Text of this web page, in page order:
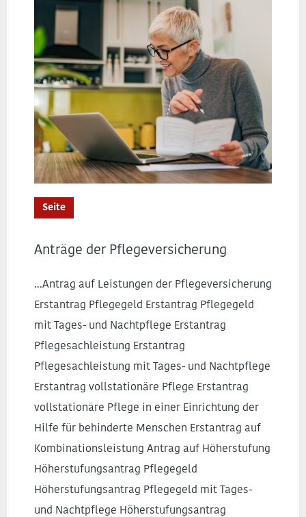
Seite
Anträge der Pflegeversicherung
...Antrag auf Leistungen der Pflegeversicherung
Erstantrag Pflegegeld Erstantrag Pflegegeld
mit Tages- und Nachtpflege Erstantrag
Pflegesachleistung Erstantrag
Pflegesachleistung mit Tages- und Nachtpflege
Erstantrag vollstationäre Pflege Erstantrag
vollstationäre Pflege in einer Einrichtung der
Hilfe für behinderte Menschen Erstantrag auf
Kombinationsleistung Antrag auf Höherstufung
Höherstufungsantrag Pflegegeld
Höherstufungsantrag Pflegegeld mit Tages-
und Nachtpflege Höherstufungsantrag